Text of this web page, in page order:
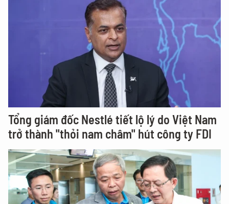
Tổng giám đốc Nestlé tiết lộ lý do Việt Nam
trở thành "thỏi nam châm" hút công ty FDI